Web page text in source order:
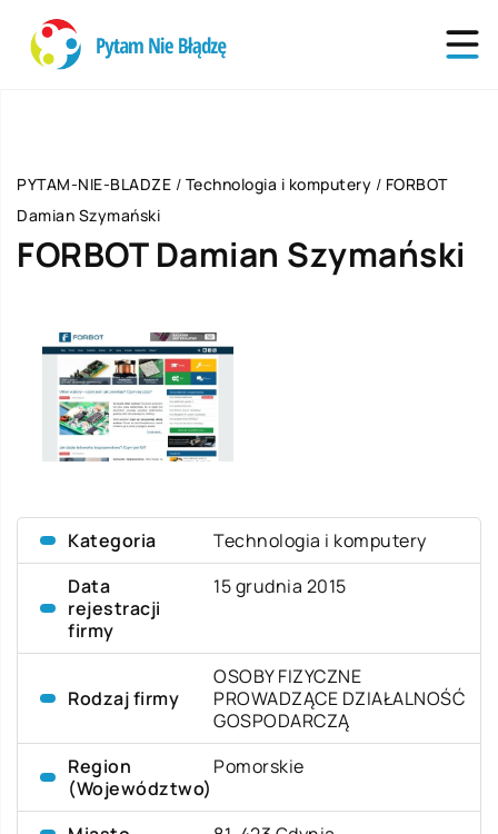
PYTAM-NIE-BLADZE / Technologia i komputery / FORBOT
Damian Szymański
FORBOT Damian Szymański
Kategoria
Technologia i komputery
Data
rejestracji
firmy
15 grudnia 2015
Rodzaj firmy
OSOBY FIZYCZNE
PROWADZĄCE DZIAŁALNOŚĆ
GOSPODARCZĄ
Region
(Województwo)
Pomorskie